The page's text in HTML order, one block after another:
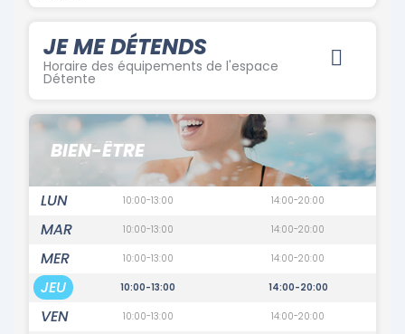
JE ME DÉTENDS
Horaire des équipements de l'espace
Détente
BIEN-ÊTRE
LUN 10:00-13:00 14:00-20:00
MAR 10:00-13:00 14:00-20:00
MER 10:00-13:00 14:00-20:00
JEU 10:00-13:00 14:00-20:00
VEN 10:00-13:00 14:00-20:00